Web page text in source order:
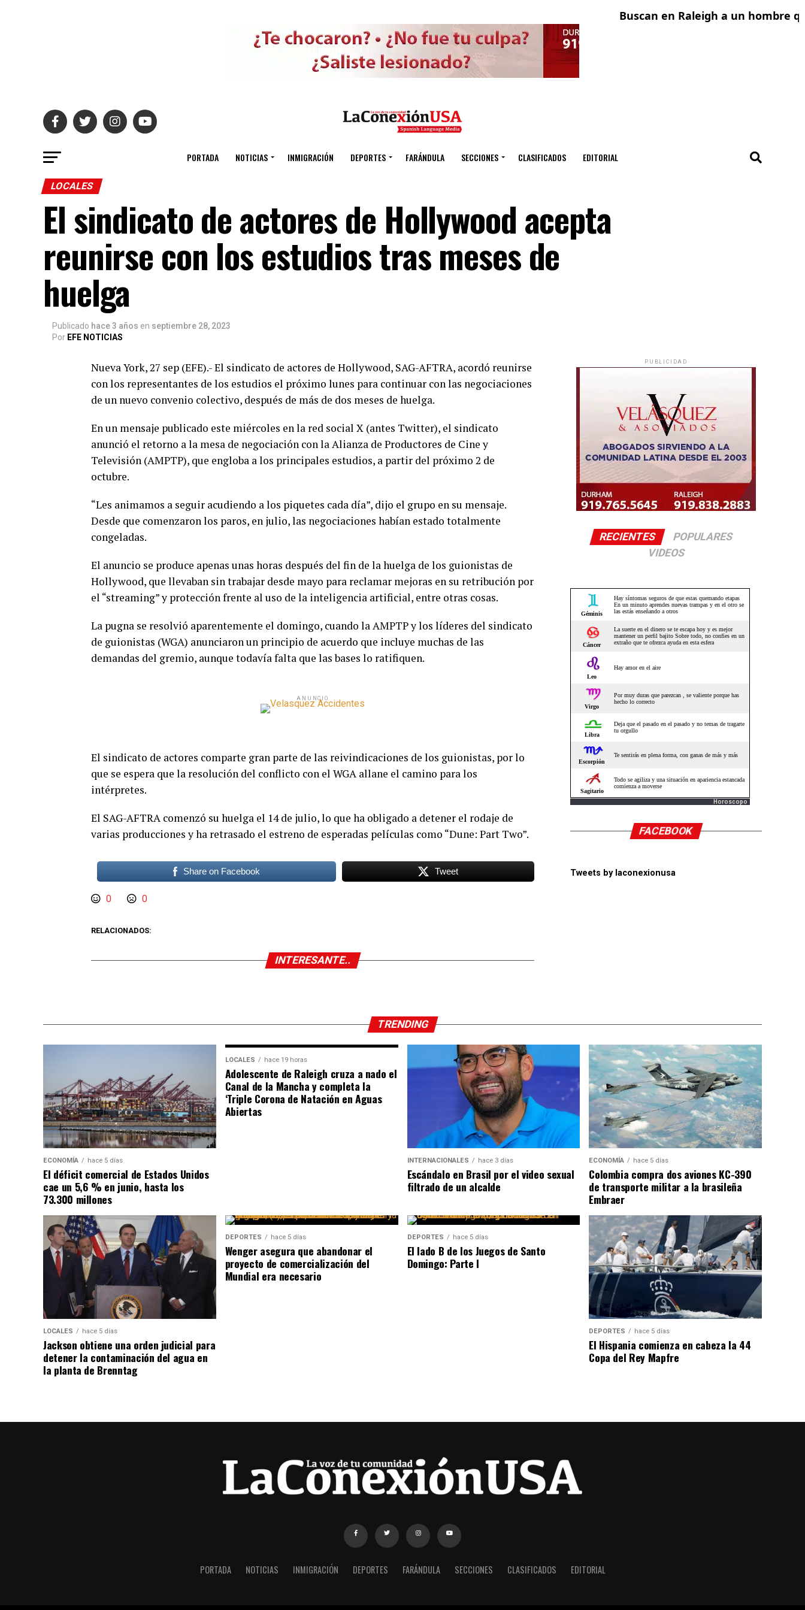
Buscan en Raleigh a un hombre que
PORTADA NOTICIAS INMIGRACIÓN DEPORTES FARÁNDULA SECCIONES CLASIFICADOS EDITORIAL
LOCALES
El sindicato de actores de Hollywood acepta
reunirse con los estudios tras meses de
huelga
Publicado hace 3 años en septiembre 28, 2023
Por EFE NOTICIAS
Nueva York, 27 sep (EFE).- El sindicato de actores de Hollywood, SAG-AFTRA, acordó reunirse
con los representantes de los estudios el próximo lunes para continuar con las negociaciones
de un nuevo convenio colectivo, después de más de dos meses de huelga.
En un mensaje publicado este miércoles en la red social X (antes Twitter), el sindicato
anunció el retorno a la mesa de negociación con la Alianza de Productores de Cine y
Televisión (AMPTP), que engloba a los principales estudios, a partir del próximo 2 de
octubre.
“Les animamos a seguir acudiendo a los piquetes cada día”, dijo el grupo en su mensaje.
Desde que comenzaron los paros, en julio, las negociaciones habían estado totalmente
congeladas.
El anuncio se produce apenas unas horas después del fin de la huelga de los guionistas de
Hollywood, que llevaban sin trabajar desde mayo para reclamar mejoras en su retribución por
el “streaming” y protección frente al uso de la inteligencia artificial, entre otras cosas.
La pugna se resolvió aparentemente el domingo, cuando la AMPTP y los líderes del sindicato
de guionistas (WGA) anunciaron un principio de acuerdo que incluye muchas de las
demandas del gremio, aunque todavía falta que las bases lo ratifiquen.
ANUNCIO
El sindicato de actores comparte gran parte de las reivindicaciones de los guionistas, por lo
que se espera que la resolución del conflicto con el WGA allane el camino para los
intérpretes.
El SAG-AFTRA comenzó su huelga el 14 de julio, lo que ha obligado a detener el rodaje de
varias producciones y ha retrasado el estreno de esperadas películas como “Dune: Part Two”.
Share on Facebook Tweet
0 0
RELACIONADOS:
INTERESANTE..
PUBLICIDAD
RECIENTES
POPULARES
VIDEOS
Horoscopo
FACEBOOK
Tweets by laconexionusa
TRENDING
ECONOMÍA hace 5 días
El déficit comercial de Estados Unidos
cae un 5,6 % en junio, hasta los
73.300 millones
LOCALES hace 19 horas
Adolescente de Raleigh cruza a nado el
Canal de la Mancha y completa la
‘Triple Corona de Natación en Aguas
Abiertas
INTERNACIONALES hace 3 días
Escándalo en Brasil por el video sexual
filtrado de un alcalde
ECONOMÍA hace 5 días
Colombia compra dos aviones KC-390
de transporte militar a la brasileña
Embraer
LOCALES hace 5 días
Jackson obtiene una orden judicial para
detener la contaminación del agua en
la planta de Brenntag
DEPORTES hace 5 días
Wenger asegura que abandonar el
proyecto de comercialización del
Mundial era necesario
DEPORTES hace 5 días
El lado B de los Juegos de Santo
Domingo: Parte I
DEPORTES hace 5 días
El Hispania comienza en cabeza la 44
Copa del Rey Mapfre
PORTADA NOTICIAS INMIGRACIÓN DEPORTES FARÁNDULA SECCIONES CLASIFICADOS EDITORIAL